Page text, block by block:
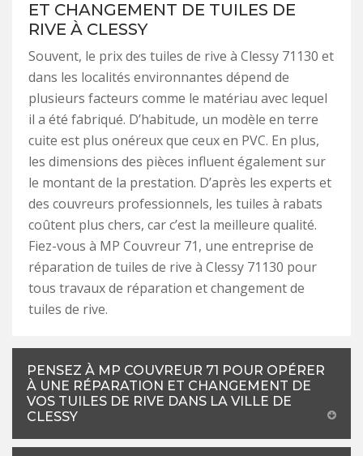
ET CHANGEMENT DE TUILES DE
RIVE À CLESSY
Souvent, le prix des tuiles de rive à Clessy 71130 et
dans les localités environnantes dépend de
plusieurs facteurs comme le matériau avec lequel
il a été fabriqué. D’habitude, un modèle en terre
cuite est plus onéreux que ceux en PVC. En plus,
les dimensions des pièces influent également sur
le montant de la prestation. D’après les experts et
des couvreurs professionnels, les tuiles à rabats
coûtent plus chers, car c’est la meilleure qualité.
Fiez-vous à MP Couvreur 71, une entreprise de
réparation de tuiles de rive à Clessy 71130 pour
tous travaux de réparation et changement de
tuiles de rive.
PENSEZ À MP COUVREUR 71 POUR OPÉRER
À UNE RÉPARATION ET CHANGEMENT DE
VOS TUILES DE RIVE DANS LA VILLE DE
CLESSY